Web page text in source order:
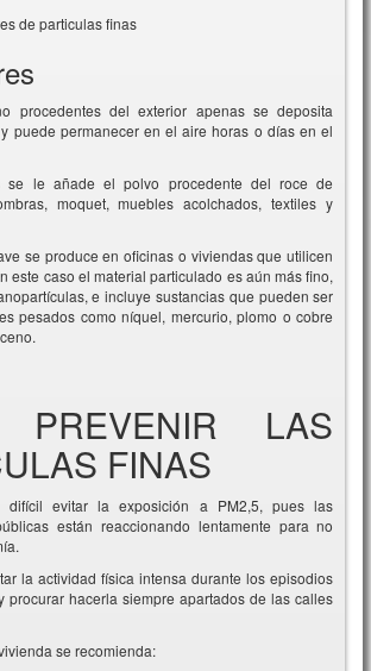
procedentes del exterior apenas se deposita
puede permanecer en el aire horas o días en el
se le añade el polvo procedente del roce de
moquet, muebles acolchados, textiles y
se produce en oficinas o viviendas que utilicen
este caso el material particulado es aún más fino,
e incluye sustancias que pueden ser
pesados como níquel, mercurio, plomo o cobre
PREVENIR LAS
FINAS
evitar la exposición a PM2,5, pues las
están reaccionando lentamente para no
la actividad física intensa durante los episodios
procurar hacerla siempre apartados de las calles
se recomienda: